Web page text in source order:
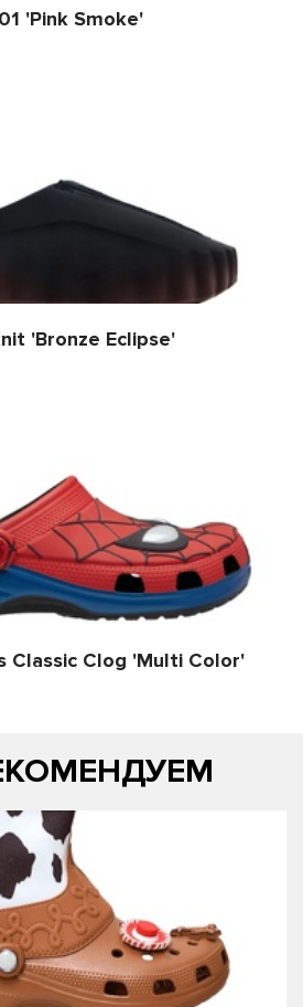
'Pink Smoke'
'Bronze Eclipse'
Classic Clog 'Multi Color'